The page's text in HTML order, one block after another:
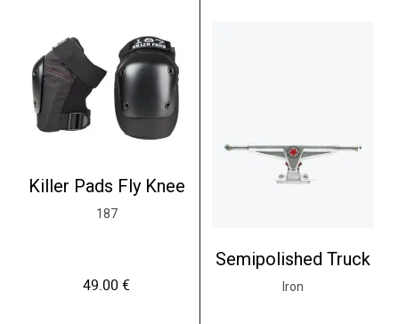
Killer Pads Fly Knee
187
49.00 €
Semipolished Truck
Iron